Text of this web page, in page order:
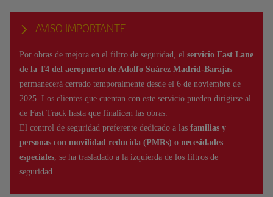
AVISO IMPORTANTE
Por obras de mejora en el filtro de seguridad, el servicio Fast Lane
de la T4 del aeropuerto de Adolfo Suárez Madrid-Barajas
permanecerá cerrado temporalmente desde el 6 de noviembre de
2025. Los clientes que cuentan con este servicio pueden dirigirse al
de Fast Track hasta que finalicen las obras.
El control de seguridad preferente dedicado a las familias y
personas con movilidad reducida (PMRs) o necesidades
especiales, se ha trasladado a la izquierda de los filtros de
seguridad.